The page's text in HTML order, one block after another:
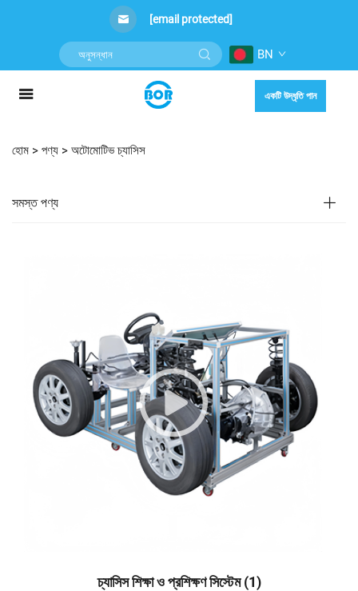
[email protected]
BN
একটি উদ্ধৃতি পান
হোম > পণ্য > অটোমোটিভ চ্যাসিস
সমস্ত পণ্য
চ্যাসিস শিক্ষা ও প্রশিক্ষণ সিস্টেম (1)